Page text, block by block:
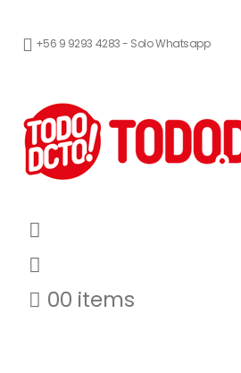
+56 9 9293 4283 - Solo Whatsapp
00 items